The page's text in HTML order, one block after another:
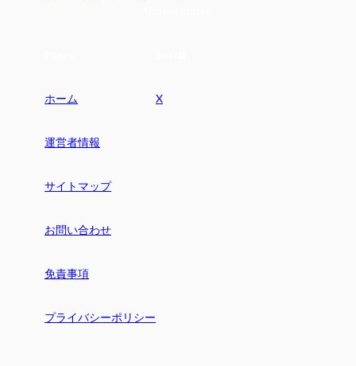
ホーム
運営者情報
サイトマップ
お問い合わせ
免責事項
プライバシーポリシー
X